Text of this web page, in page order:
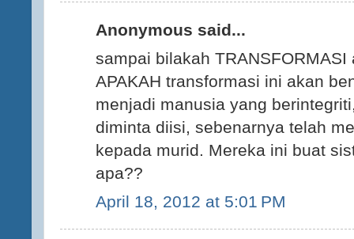
Anonymous said...
sampai bilakah
APAKAH transformasi ini akan
menjadi manusia yang
diminta diisi, sebenarnya telah
kepada murid. Mereka ini buat
apa??
April 18, 2012 at 5:01 PM